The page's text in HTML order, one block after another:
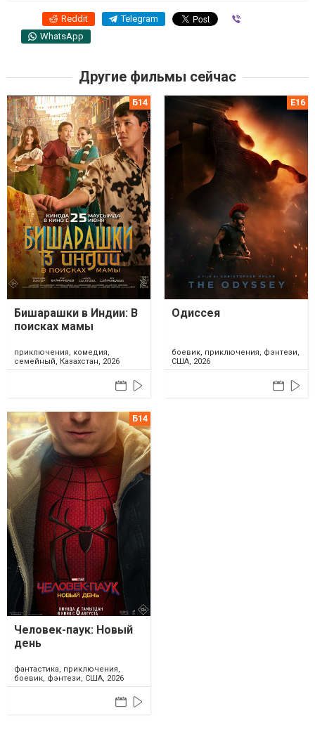
Reddit Telegram
WhatsApp
Другие фильмы сейчас
Бишарашки в Индии: В
поисках мамы
приключения, комедия,
семейный, Казахстан, 2026
Одиссея
боевик, приключения, фэнтези,
США, 2026
Человек-паук: Новый
день
фантастика, приключения,
боевик, фэнтези, США, 2026